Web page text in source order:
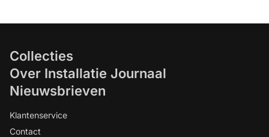
Collecties
Over Installatie Journaal
Nieuwsbrieven
Klantenservice
Contact